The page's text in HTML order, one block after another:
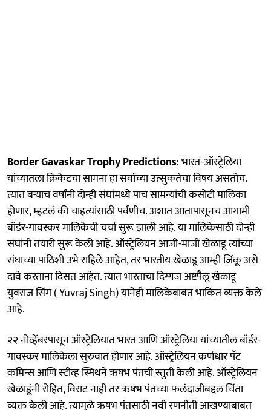
Border Gavaskar Trophy Predictions: भारत-ऑस्ट्रेलिया
यांच्यातला क्रिकेटचा सामना हा सर्वांच्या उत्सुकतेचा विषय असतोच.
त्यात बऱ्याच वर्षांनी दोन्ही संघांमध्ये पाच सामन्यांची कसोटी मालिका
होणार, म्हटलं की चाहत्यांसाठी पर्वणीच. अशात आतापासूनच आगामी
बॉर्डर-गावस्कर मालिकेची चर्चा सुरू झाली आहे. या मालिकेसाठी दोन्ही
संघांनी तयारी सुरू केली आहे. ऑस्ट्रेलियन आजी-माजी खेळाडू त्यांच्या
संघाच्या पाठिशी उभे राहिले आहेत, तर भारतीय खेळाडू आम्ही जिंकू असे
दावे करताना दिसत आहेत. त्यात भारताचा दिग्गज अष्टपैलू खेळाडू
युवराज सिंग ( Yuvraj Singh) यानेही मालिकेबाबत भाकित व्यक्त केले
आहे.
२२ नोव्हेंबरपासून ऑस्ट्रेलियात भारत आणि ऑस्ट्रेलिया यांच्यातील बॉर्डर-
गावस्कर मालिकेला सुरुवात होणार आहे. ऑस्ट्रेलियन कर्णधार पॅट
कमिन्स आणि स्टीव्ह स्मिथने ऋषभ पंतची स्तुती केली आहे. ऑस्ट्रेलियन
खेळाडूंनी रोहित, विराट नाही तर ऋषभ पंतच्या फलंदाजीबद्दल चिंता
व्यक्त केली आहे. त्यामुळे ऋषभ पंतसाठी नवी रणनीती आखण्याबाबत